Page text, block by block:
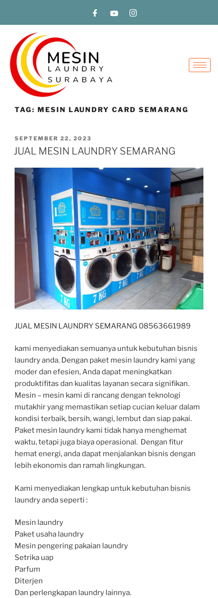
TAG: MESIN LAUNDRY CARD SEMARANG
SEPTEMBER 22, 2023
JUAL MESIN LAUNDRY SEMARANG
JUAL MESIN LAUNDRY SEMARANG 08563661989
kami menyediakan semuanya untuk kebutuhan bisnis
laundry anda. Dengan paket mesin laundry kami yang
moder dan efesien, Anda dapat meningkatkan
produktifitas dan kualitas layanan secara signifikan.
Mesin – mesin kami di rancang dengan teknologi
mutakhir yang memastikan setiap cucian keluar dalam
kondisi terbaik, bersih, wangi, lembut dan siap pakai.
Paket mesin laundry kami tidak hanya menghemat
waktu, tetapi juga biaya operasional. Dengan fitur
hemat energi, anda dapat menjalankan bisnis dengan
lebih ekonomis dan ramah lingkungan.
Kami menyediakan lengkap untuk kebutuhan bisnis
laundry anda seperti :
Mesin laundry
Paket usaha laundry
Mesin pengering pakaian laundry
Setrika uap
Parfum
Diterjen
Dan perlengkapan laundry lainnya.